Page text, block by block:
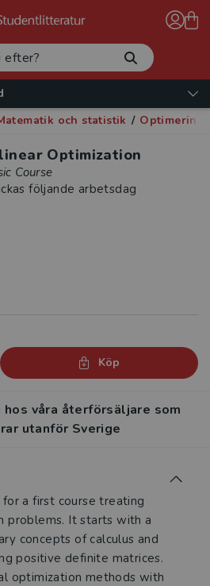
och statistik /
Optimization
Course
följande arbetsdag
Köp
våra återförsäljare som
utanför Sverige
a first course treating
problems. It starts with a
concepts of calculus and
positive definite matrices.
optimization methods with